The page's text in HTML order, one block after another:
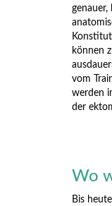
können
vom
werden
der
Wo
Bis